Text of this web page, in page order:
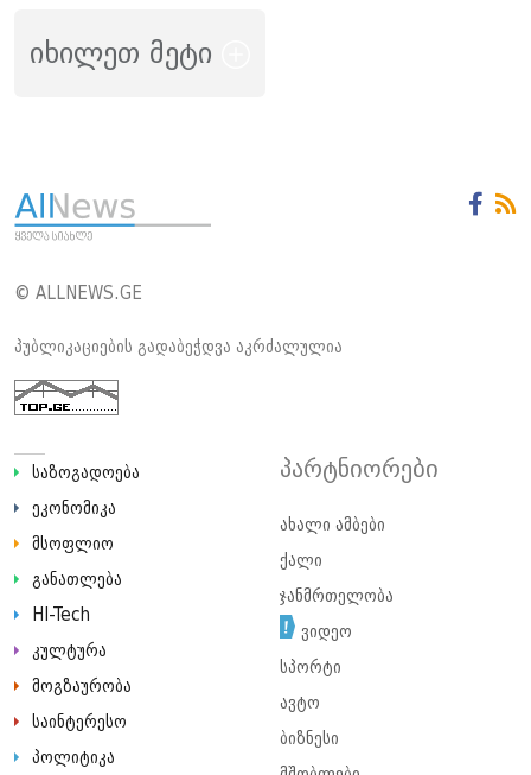
იხილეთ მეტი
© ALLNEWS.GE
პუბლიკაციების გადაბეჭდვა აკრძალულია
საზოგადოება
ეკონომიკა
მსოფლიო
განათლება
HI-Tech
კულტურა
მოგზაურობა
საინტერესო
პოლიტიკა
პარტნიორები
ახალი ამბები
ქალი
ჯანმრთელობა
ვიდეო
სპორტი
ავტო
ბიზნესი